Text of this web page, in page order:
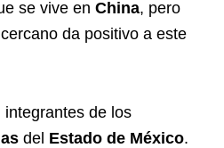
se vive en China, pero
da positivo a este
de los
del Estado de México.